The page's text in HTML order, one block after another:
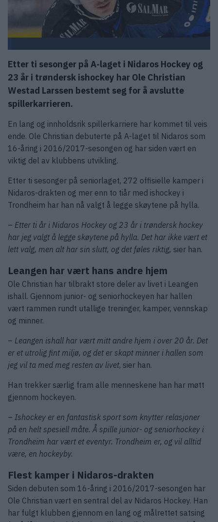
Etter ti sesonger på A-laget i Nidaros Hockey og
23 år i trøndersk ishockey har Ole Christian
Westad Larssen bestemt seg for å avslutte
spillerkarrieren.
En lang og innholdsrik spillerkarriere har kommet til veis
ende. Ole Christian debuterte på A-laget til Nidaros som
16-åring i 2016/2017-sesongen og har siden vært en
viktig del av klubbens utvikling.
Etter ti sesonger på seniorlaget, 272 offisielle kamper i
Nidaros-drakten og mer enn to tiår med ishockey i
Trondheim har han nå valgt å legge skøytene på hylla.
– Etter ti år i Nidaros Hockey og 23 år i trøndersk hockey
har jeg valgt å legge skøytene på hylla. Det har ikke vært et
lett valg, men alt har sin slutt, og det føles riktig, sier han.
Leangen har vært hans andre hjem
Ole Christian har tilbrakt store deler av livet i Leangen
ishall. Gjennom junior- og seniorhockeyen har hallen
vært rammen rundt utallige treninger, kamper, vennskap
og minner.
– Leangen ishall har vært mitt andre hjem i over 20 år. Det
er et utrolig fint miljø, og det er skapt minner i hallen som
jeg vil ta med meg resten av livet, sier han.
Han trekker særlig fram alle menneskene han har møtt
gjennom hockeyen.
– Ishockey er en fantastisk sport som knytter relasjoner
på en helt spesiell måte. Å spille junior- og seniorhockey i
Trondheim har vært et eventyr. Trondheim er, og vil alltid
være, en hockeyby.
Flest kamper i Nidaros-drakten
Siden debuten som 16-åring i 2016/2017-sesongen har
Ole Christian vært en sentral del av Nidaros Hockey. Han
har fulgt klubben gjennom en lang og målrettet satsing